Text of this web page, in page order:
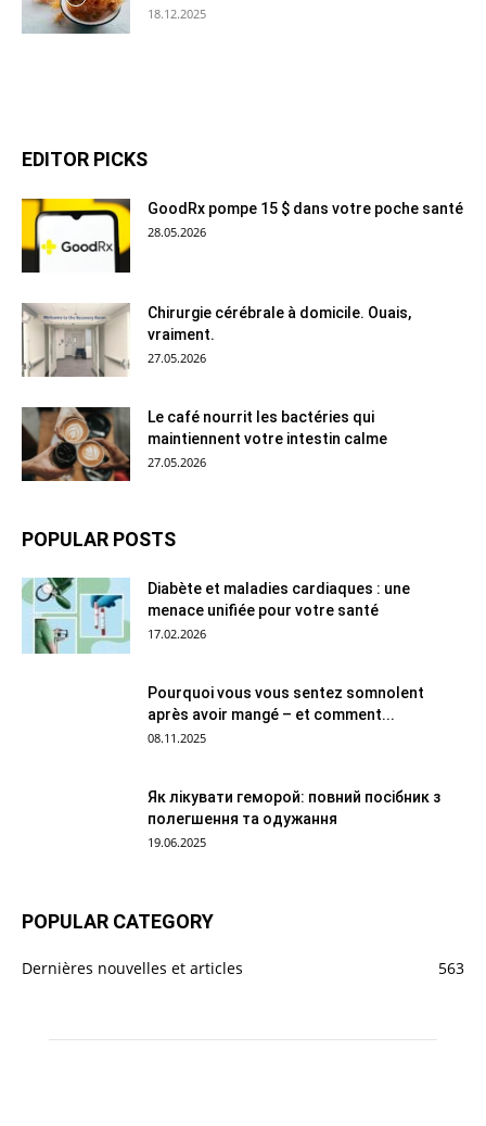
18.12.2025
EDITOR PICKS
GoodRx pompe 15 $ dans votre poche santé
28.05.2026
Chirurgie cérébrale à domicile. Ouais,
vraiment.
27.05.2026
Le café nourrit les bactéries qui
maintiennent votre intestin calme
27.05.2026
POPULAR POSTS
Diabète et maladies cardiaques : une
menace unifiée pour votre santé
17.02.2026
Pourquoi vous vous sentez somnolent
après avoir mangé – et comment...
08.11.2025
Як лікувати геморой: повний посібник з
полегшення та одужання
19.06.2025
POPULAR CATEGORY
Dernières nouvelles et articles 563